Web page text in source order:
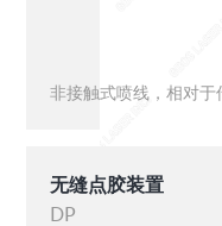
非接触式喷线，相对于
无缝点胶装置
DP